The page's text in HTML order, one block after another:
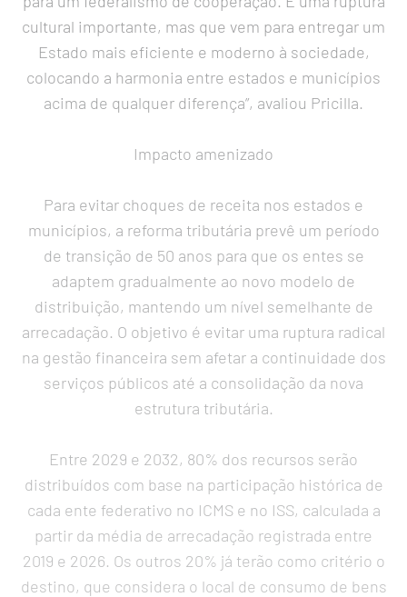
cultural importante, mas que vem para entregar um
Estado mais eficiente e moderno à sociedade,
colocando a harmonia entre estados e municípios
acima de qualquer diferença”, avaliou Pricilla.
Impacto amenizado
Para evitar choques de receita nos estados e
municípios, a reforma tributária prevê um período
de transição de 50 anos para que os entes se
adaptem gradualmente ao novo modelo de
distribuição, mantendo um nível semelhante de
arrecadação. O objetivo é evitar uma ruptura radical
na gestão financeira sem afetar a continuidade dos
serviços públicos até a consolidação da nova
estrutura tributária.
Entre 2029 e 2032, 80% dos recursos serão
distribuídos com base na participação histórica de
cada ente federativo no ICMS e no ISS, calculada a
partir da média de arrecadação registrada entre
2019 e 2026. Os outros 20% já terão como critério o
destino, que considera o local de consumo de bens